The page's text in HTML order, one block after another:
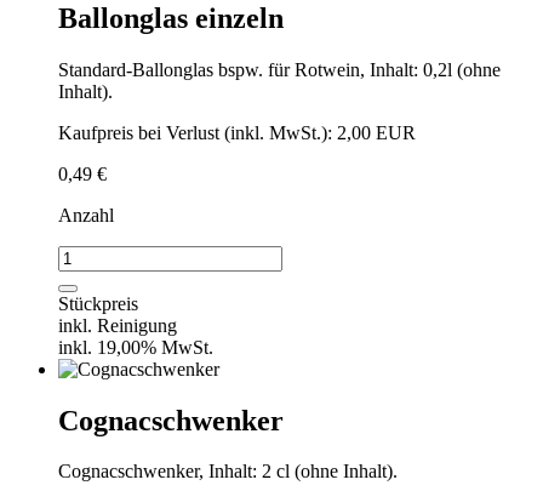
Ballonglas einzeln
Standard-Ballonglas bspw. für Rotwein, Inhalt: 0,2l (ohne
Inhalt).
Kaufpreis bei Verlust (inkl. MwSt.): 2,00 EUR
0,49 €
Anzahl
Ballonglas
einzeln
Menge
Stückpreis
inkl. Reinigung
inkl. 19,00% MwSt.
Cognacschwenker
Cognacschwenker, Inhalt: 2 cl (ohne Inhalt).